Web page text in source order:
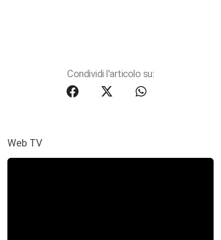
Condividi l'articolo su:
Web TV